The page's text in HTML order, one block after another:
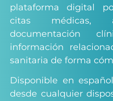
plataforma digital
citas
documentación
información
sanitaria de forma
Disponible en
desde cualquier